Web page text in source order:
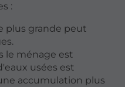
:
plus grande peut
le ménage est
usées est
accumulation plus